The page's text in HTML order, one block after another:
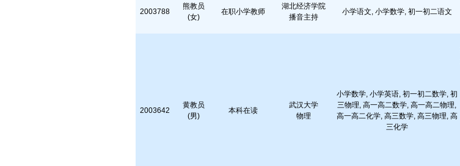
2003788
熊教员
(女)
在职小学教师
湖北经济学院
播音主持
小学语文, 小学数学, 初一初二语文
2003642
黄教员
(男)
本科在读
武汉大学
物理
小学数学, 小学英语, 初一初二数学, 初
三物理, 高一高二数学, 高一高二物理,
高一高二化学, 高三数学, 高三物理, 高
三化学